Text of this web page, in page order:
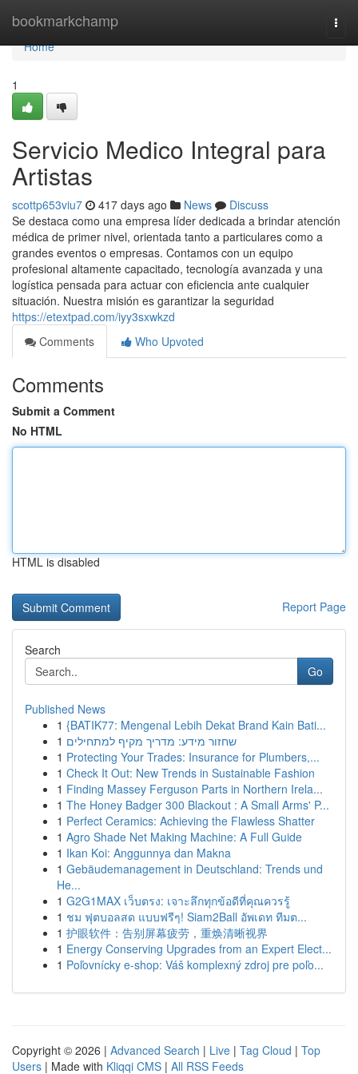
bookmarkchamp
Home
Home
1
Servicio Medico Integral para
Artistas
scottp653viu7 417 days ago News
Discuss
Se destaca como una empresa líder dedicada a brindar atención
médica de primer nivel, orientada tanto a particulares como a
grandes eventos o empresas. Contamos con un equipo
profesional altamente capacitado, tecnología avanzada y una
logística pensada para actuar con eficiencia ante cualquier
situación. Nuestra misión es garantizar la seguridad
https://etextpad.com/iyy3sxwkzd
Comments
Who Upvoted
Comments
Submit a Comment
No HTML
HTML is disabled
Report Page
Search
Go
Published News
1 {BATIK77: Mengenal Lebih Dekat Brand Kain Bati...
1 שחזור מידע: מדריך מקיף למתחילים
1 Protecting Your Trades: Insurance for Plumbers,...
1 Check It Out: New Trends in Sustainable Fashion
1 Finding Massey Ferguson Parts in Northern Irela...
1 The Honey Badger 300 Blackout : A Small Arms' P...
1 Perfect Ceramics: Achieving the Flawless Shatter
1 Agro Shade Net Making Machine: A Full Guide
1 Ikan Koi: Anggunnya dan Makna
1 Gebäudemanagement in Deutschland: Trends und
He...
1 G2G1MAX เว็บตรง: เจาะลึกทุกข้อดีที่คุณควรรู้
1 ชม ฟุตบอลสด แบบฟรีๆ! Siam2Ball อัพเดท ทีมต...
1 护眼软件：告别屏幕疲劳，重焕清晰视界
1 Energy Conserving Upgrades from an Expert Elect...
1 Poľovnícky e-shop: Váš komplexný zdroj pre poľo...
Copyright © 2026 | Advanced Search | Live | Tag Cloud | Top
Users | Made with Kliqqi CMS | All RSS Feeds